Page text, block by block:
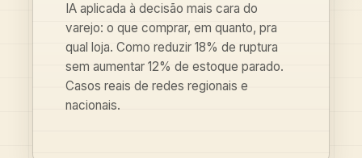
IA aplicada à decisão mais cara do
varejo: o que comprar, em quanto, pra
qual loja. Como reduzir 18% de ruptura
sem aumentar 12% de estoque parado.
Casos reais de redes regionais e
nacionais.